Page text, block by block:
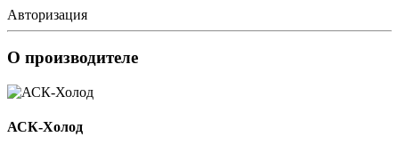
Авторизация
О производителе
АСК-Холод